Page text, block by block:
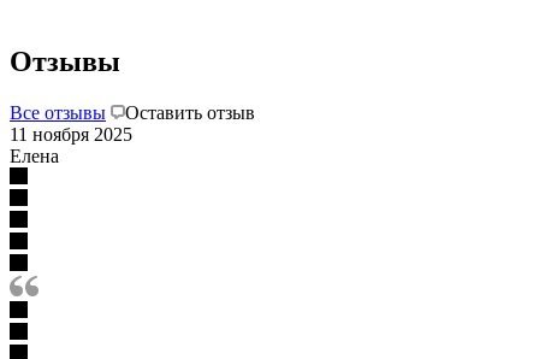
Отзывы
Все отзывы
Оставить отзыв
11 ноября 2025
Елена